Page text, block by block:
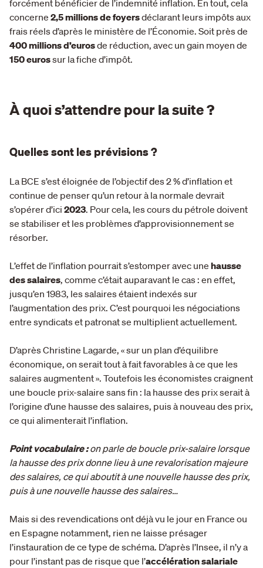
forcément bénéficier de l’indemnité inflation. En tout, cela
concerne 2,5 millions de foyersdéclarant leurs impôts aux
frais réels d’après le ministère de l’Économie. Soit près de
400 millions d’eurosde réduction, avec un gain moyen de
150 eurossur la fiche d’impôt.
À quoi s’attendre pour la suite ?
Quelles sont les prévisions ?
La BCE s’est éloignée de l’objectif des 2 % d’inflation et
continue de penser qu’un retour à la normale devrait
s’opérer d’ici 2023. Pour cela, les cours du pétrole doivent
se stabiliser et les problèmes d’approvisionnement se
résorber.
L’effet de l’inflation pourrait s’estomper avec une hausse
des salaires, comme c’était auparavant le cas : en effet,
jusqu’en 1983, les salaires étaient indexés sur
l’augmentation des prix. C’est pourquoi les négociations
entre syndicats et patronat se multiplient actuellement.
D’après Christine Lagarde, « sur un plan d’équilibre
économique, on serait tout à fait favorables à ce que les
salaires augmentent ». Toutefois les économistes craignent
une boucle prix-salaire sans fin : la hausse des prix serait à
l’origine d’une hausse des salaires, puis à nouveau des prix,
ce qui alimenterait l’inflation.
Point vocabulaire :on parle de boucle prix-salaire lorsque
la hausse des prix donne lieu à une revalorisation majeure
des salaires, ce qui aboutit à une nouvelle hausse des prix,
puis à une nouvelle hausse des salaires…
Mais si des revendications ont déjà vu le jour en France ou
en Espagne notamment, rien ne laisse présager
l’instauration de ce type de schéma. D’après l’Insee, il n’y a
pour l’instant pas de risque que l’accélération salariale